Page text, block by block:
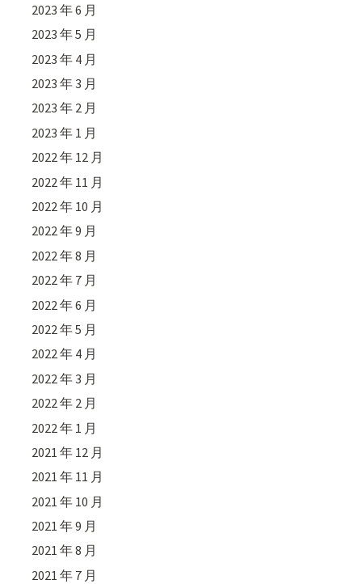
2023 年 6 月
2023 年 5 月
2023 年 4 月
2023 年 3 月
2023 年 2 月
2023 年 1 月
2022 年 12 月
2022 年 11 月
2022 年 10 月
2022 年 9 月
2022 年 8 月
2022 年 7 月
2022 年 6 月
2022 年 5 月
2022 年 4 月
2022 年 3 月
2022 年 2 月
2022 年 1 月
2021 年 12 月
2021 年 11 月
2021 年 10 月
2021 年 9 月
2021 年 8 月
2021 年 7 月